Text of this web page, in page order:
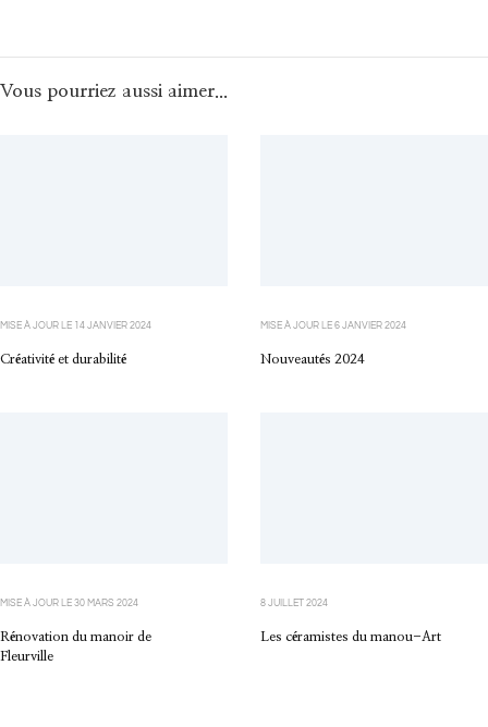
Vous pourriez aussi aimer...
MISE À JOUR LE 14 JANVIER 2024
Créativité et durabilité
MISE À JOUR LE 6 JANVIER 2024
Nouveautés 2024
MISE À JOUR LE 30 MARS 2024
Rénovation du manoir de
Fleurville
8 JUILLET 2024
Les céramistes du manou-Art